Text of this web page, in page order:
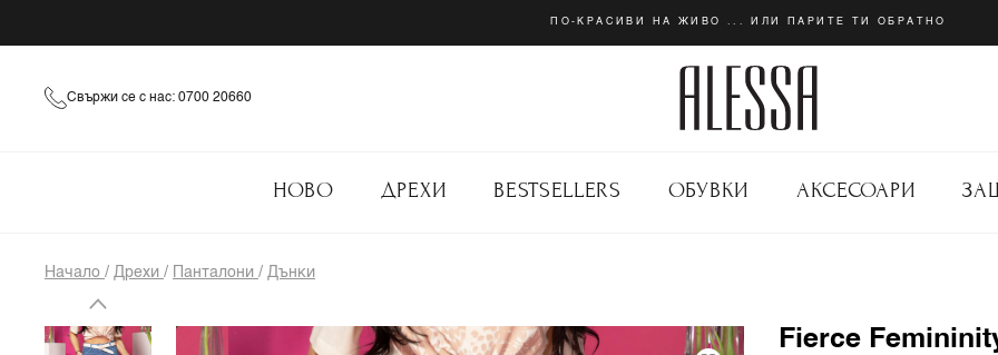
ПО-КРАСИВИ НА ЖИВО ... ИЛИ ПАРИТЕ ТИ ОБРАТНО
Свържи се с нас: 0700 20660
НОВО ДРЕХИ BESTSELLERS ОБУВКИ АКСЕСОАРИ
Начало / Дрехи / Панталони / Дънки
Fierce